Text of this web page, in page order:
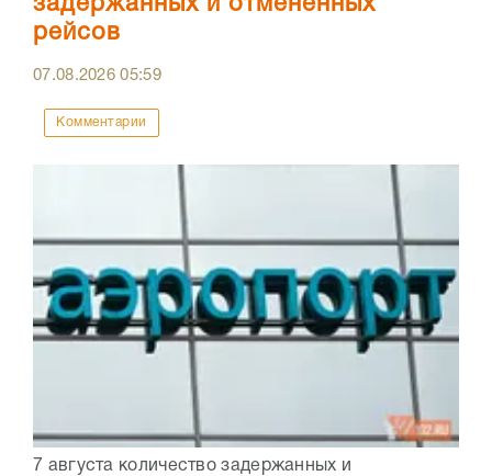
задержанных и отмененных
рейсов
07.08.202605:59
Комментарии
7 августа количество задержанных и